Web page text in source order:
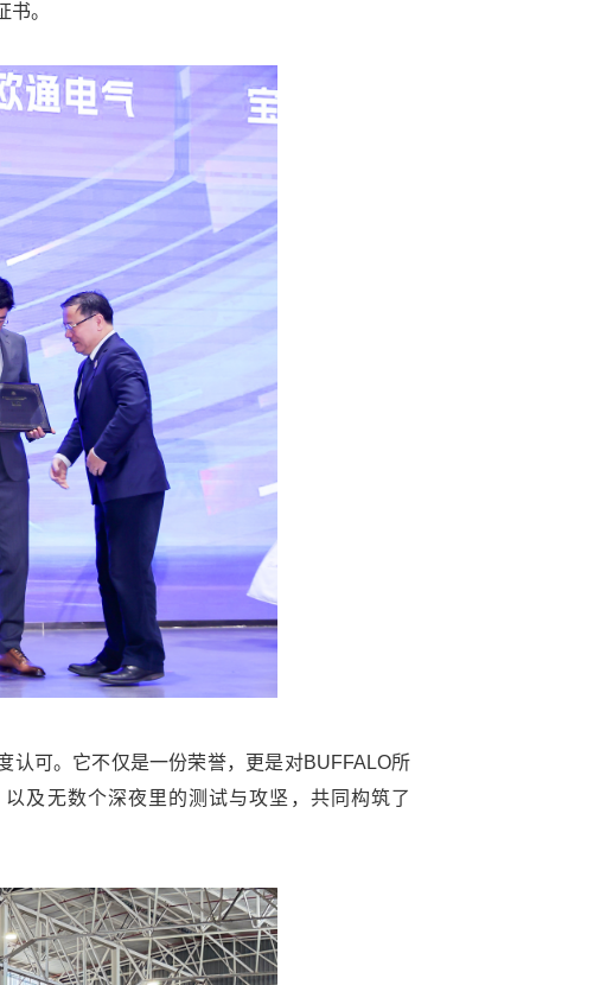
。
认可。它不仅是一份荣誉，更是对BUFFALO所
及无数个深夜里的测试与攻坚，共同构筑了